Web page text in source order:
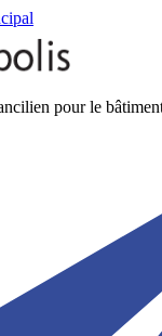
pour le